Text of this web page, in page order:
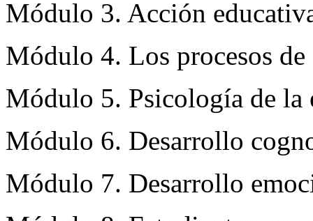
Módulo 3. Acción
Módulo 4. Los procesos de
Módulo 5. Psicología de la
Módulo 6. Desarrollo
Módulo 7. Desarrollo